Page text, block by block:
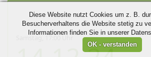
Samstag, 17:00 Uhr
Diese Website nutzt Cookies um z. B.
Besucherverhaltens die Website stetig zu
Informationen finden Sie in unserer